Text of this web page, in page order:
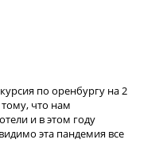
по оренбургу на 2
тому, что нам
и в этом году
эта пандемия все